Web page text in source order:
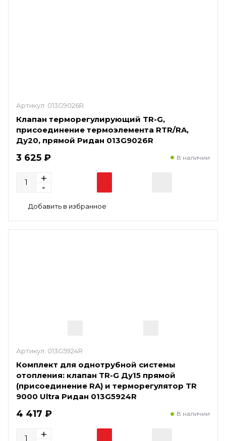
Артикул: 013G9026R
Клапан терморегулирующий TR-G,
присоединение термоэлемента RTR/RA,
Ду20, прямой Ридан 013G9026R
3 625 ₽ В наличии
Артикул: 013G5924R
Комплект для однотрубной системы
отопления: клапан TR-G Ду15 прямой
(присоединение RA) и терморегулятор TR
9000 Ultra Ридан 013G5924R
4 417 ₽ В наличии